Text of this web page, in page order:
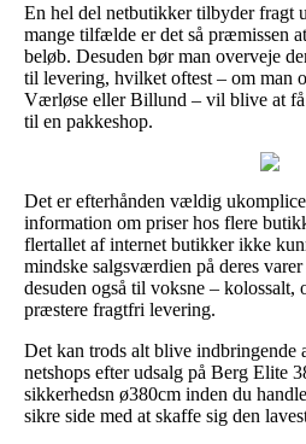
En hel del netbutikker tilbyder fragt
mange tilfælde er det så præmissen
beløb. Desuden bør man overveje
til levering, hvilket oftest – om man
Værløse eller Billund – vil blive at
til en pakkeshop.
Det er efterhånden vældig
information om priser hos flere
flertallet af internet butikker ikke
mindske salgsværdien på deres
desuden også til voksne – kolossalt,
præstere fragtfri levering.
Det kan trods alt blive indbringende
netshops efter udsalg på Berg Elite
sikkerhedsn ø380cm inden du
sikre side med at skaffe sig den